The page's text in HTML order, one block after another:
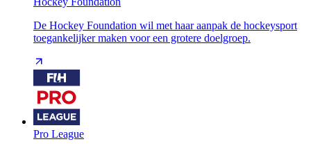
De Hockey Foundation wil met haar aanpak de hockeysport
toegankelijker maken voor een grotere doelgroep.
Pro League